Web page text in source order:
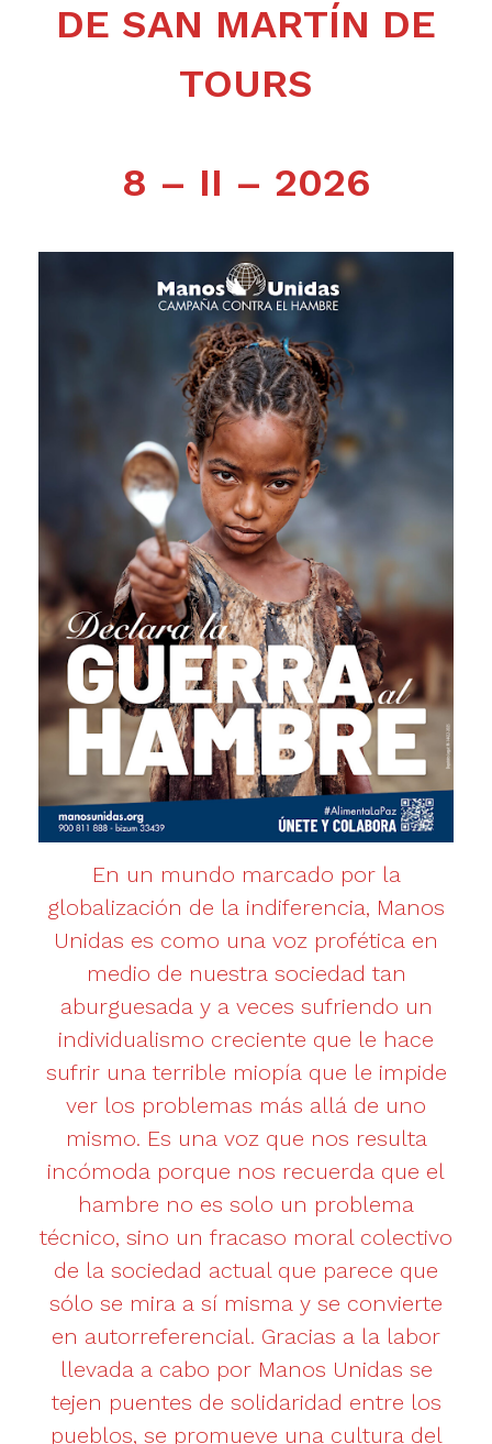
DE SAN MARTÍN DE
TOURS
8 – II – 2026
En un mundo marcado por la
globalización de la indiferencia, Manos
Unidas es como una voz profética en
medio de nuestra sociedad tan
aburguesada y a veces sufriendo un
individualismo creciente que le hace
sufrir una terrible miopía que le impide
ver los problemas más allá de uno
mismo. Es una voz que nos resulta
incómoda porque nos recuerda que el
hambre no es solo un problema
técnico, sino un fracaso moral colectivo
de la sociedad actual que parece que
sólo se mira a sí misma y se convierte
en autorreferencial. Gracias a la labor
llevada a cabo por Manos Unidas se
tejen puentes de solidaridad entre los
pueblos, se promueve una cultura del